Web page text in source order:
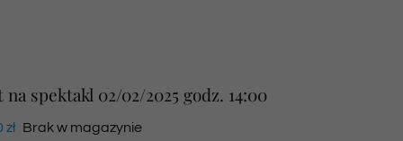
na spektakl 02/02/2025 godz. 14:00
zł Brak w magazynie